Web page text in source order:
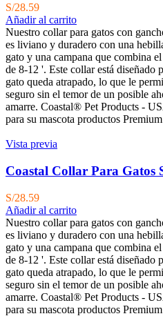
S/28.59
Añadir al carrito
Nuestro collar para gatos con
es liviano y duradero con una
gato y una campana que combina
de 8-12 '. Este collar está diseñado
gato queda atrapado, lo que le
seguro sin el temor de un posible
amarre. Coastal® Pet Products -
para su mascota productos
Vista previa
Coastal Collar Para Gatos
S/28.59
Añadir al carrito
Nuestro collar para gatos con
es liviano y duradero con una
gato y una campana que combina
de 8-12 '. Este collar está diseñado
gato queda atrapado, lo que le
seguro sin el temor de un posible
amarre. Coastal® Pet Products -
para su mascota productos